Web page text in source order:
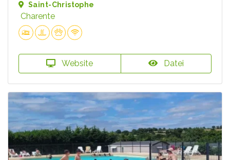
Saint-Christophe
Charente
Website Datei